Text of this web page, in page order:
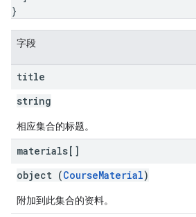
}
字段
title
string
相应集合的标题。
materials[]
object (CourseMaterial)
附加到此集合的资料。